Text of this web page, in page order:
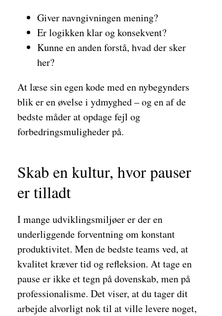
Giver navngivningen mening?
Er logikken klar og konsekvent?
Kunne en anden forstå, hvad der sker
her?
At læse sin egen kode med en nybegynders
blik er en øvelse i ydmyghed – og en af de
bedste måder at opdage fejl og
forbedringsmuligheder på.
Skab en kultur, hvor pauser
er tilladt
I mange udviklingsmiljøer er der en
underliggende forventning om konstant
produktivitet. Men de bedste teams ved, at
kvalitet kræver tid og refleksion. At tage en
pause er ikke et tegn på dovenskab, men på
professionalisme. Det viser, at du tager dit
arbejde alvorligt nok til at ville levere noget,